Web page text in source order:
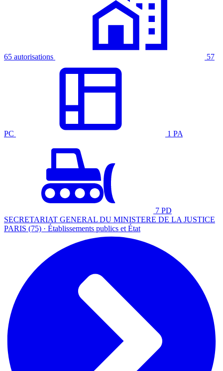
65 autorisations 57
PC 1 PA
7 PD
SECRETARIAT GENERAL DU MINISTERE DE LA JUSTICE
PARIS (75) · Établissements publics et État